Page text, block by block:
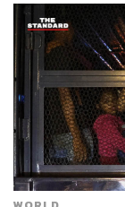
Concept Store
ธุรกิจที่แฟนบอลส่